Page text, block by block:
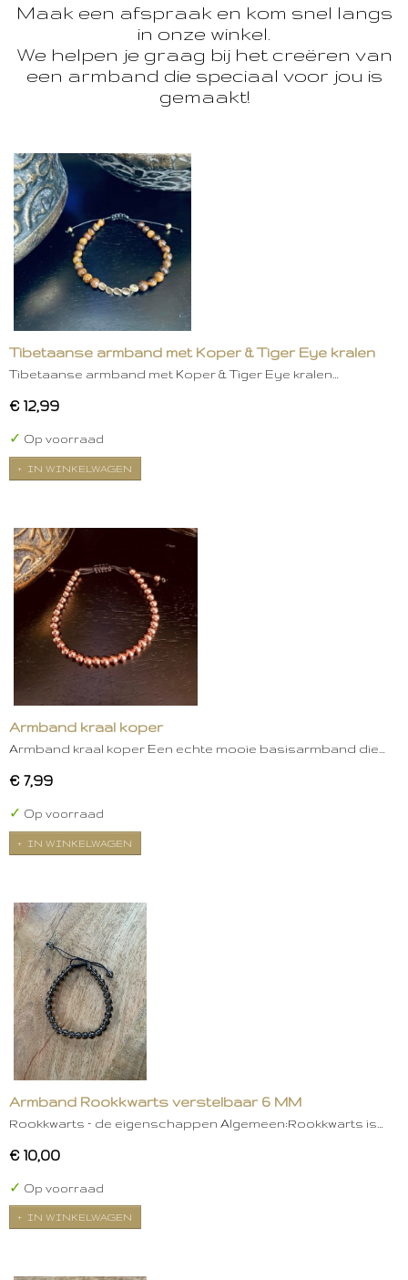
Maak een afspraak en kom snel langs
in onze winkel.
We helpen je graag bij het creëren van
een armband die speciaal voor jou is
gemaakt!
Tibetaanse armband met Koper & Tiger Eye kralen
Tibetaanse armband met Koper & Tiger Eye kralen…
€ 12,99
✓ Op voorraad
IN WINKELWAGEN
Armband kraal koper
Armband kraal koper Een echte mooie basisarmband die…
€ 7,99
✓ Op voorraad
IN WINKELWAGEN
Armband Rookkwarts verstelbaar 6 MM
Rookkwarts – de eigenschappen Algemeen:Rookkwarts is…
€ 10,00
✓ Op voorraad
IN WINKELWAGEN